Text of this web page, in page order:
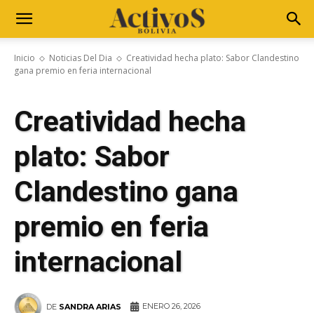
Inicio Noticias Del Dia
Creatividad hecha plato: Sabor Clandestino
gana premio en feria internacional
Creatividad hecha
plato: Sabor
Clandestino gana
premio en feria
internacional
DE SANDRA ARIAS ENERO 26, 2026